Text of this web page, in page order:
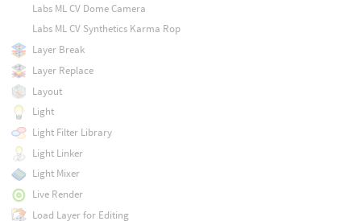
Labs ML CV Dome Camera
Labs ML CV Synthetics Karma Rop
Layer Break
Layer Replace
Layout
Light
Light Filter Library
Light Linker
Light Mixer
Live Render
Load Layer for Editing